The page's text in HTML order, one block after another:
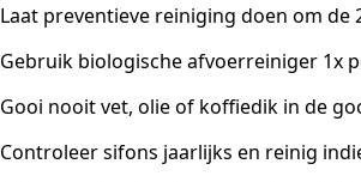
Laat preventieve reiniging doen om de
Gebruik biologische afvoerreiniger 1x
Gooi nooit vet, olie of koffiedik in de
Controleer sifons jaarlijks en reinig